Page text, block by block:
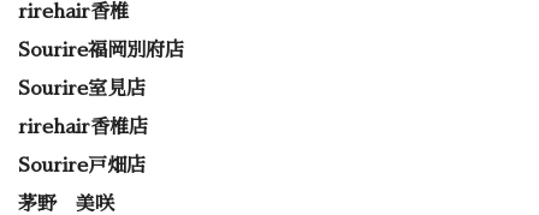
rirehair香椎
Sourire福岡別府店
Sourire室見店
rirehair香椎店
Sourire戸畑店
茅野 美咲